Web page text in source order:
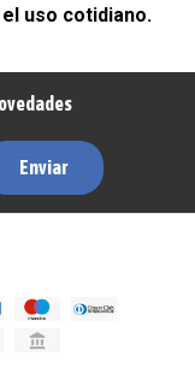
uso cotidiano.
Enviar